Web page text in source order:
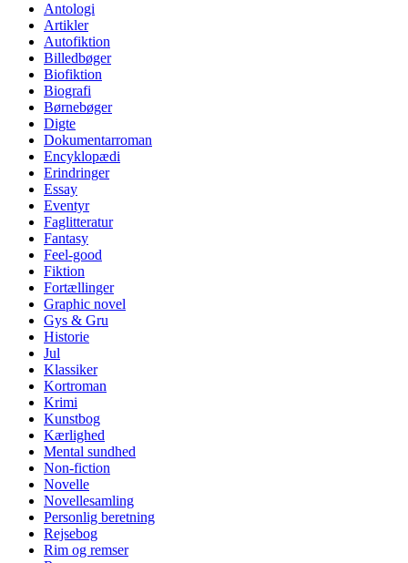
Antologi
Artikler
Autofiktion
Billedbøger
Biofiktion
Biografi
Børnebøger
Digte
Dokumentarroman
Encyklopædi
Erindringer
Essay
Eventyr
Faglitteratur
Fantasy
Feel-good
Fiktion
Fortællinger
Graphic novel
Gys & Gru
Historie
Jul
Klassiker
Kortroman
Krimi
Kunstbog
Kærlighed
Mental sundhed
Non-fiction
Novelle
Novellesamling
Personlig beretning
Rejsebog
Rim og remser